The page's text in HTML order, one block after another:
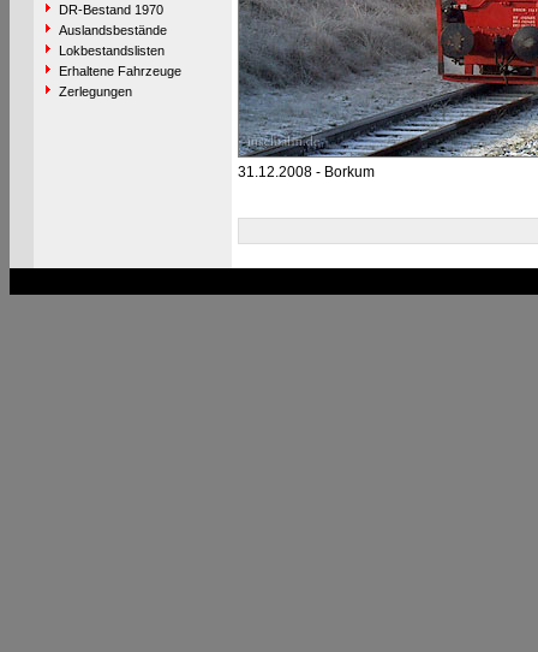
DR-Bestand 1970
Auslandsbestände
Lokbestandslisten
Erhaltene Fahrzeuge
Zerlegungen
31.12.2008 - Borkum